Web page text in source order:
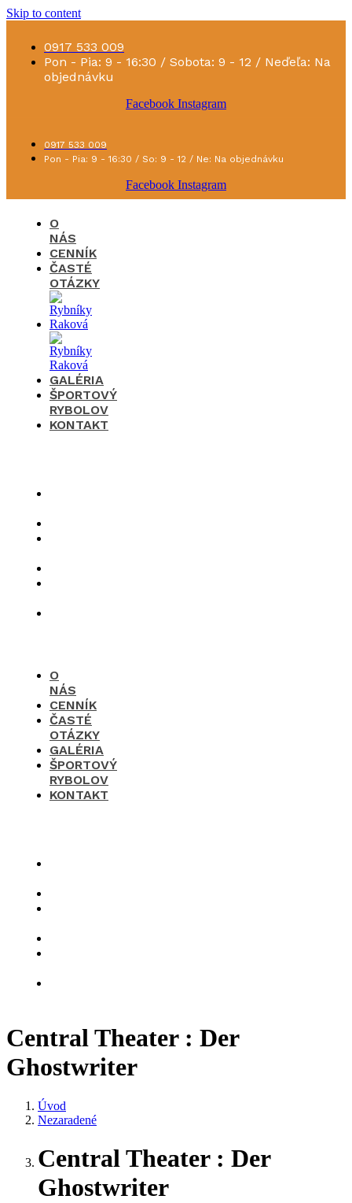
Skip to content
0917 533 009
Pon - Pia: 9 - 16:30 / Sobota: 9 - 12 / Neďeľa: Na
objednávku
Facebook Instagram
0917 533 009
Pon - Pia: 9 - 16:30 / So: 9 - 12 / Ne: Na objednávku
Facebook Instagram
O
NÁS
CENNÍK
ČASTÉ
OTÁZKY
GALÉRIA
ŠPORTOVÝ
RYBOLOV
KONTAKT
O
NÁS
CENNÍK
ČASTÉ
OTÁZKY
GALÉRIA
ŠPORTOVÝ
RYBOLOV
KONTAKT
Central Theater : Der
Ghostwriter
Úvod
Nezaradené
Central Theater : Der
Ghostwriter